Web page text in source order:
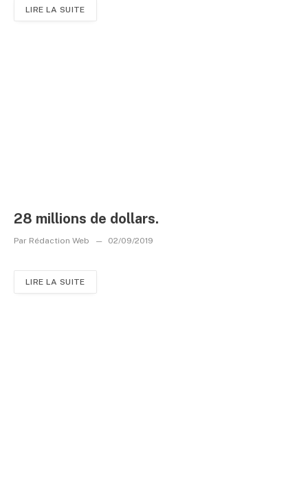
LIRE LA SUITE
28 millions de dollars.
Par Rédaction Web 02/09/2019
LIRE LA SUITE